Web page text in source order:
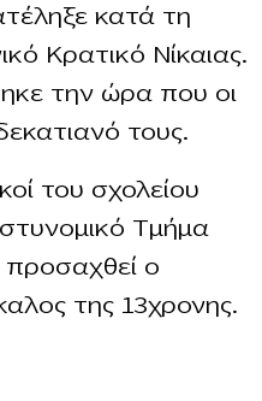
κατά τη
Κρατικό Νίκαιας.
την ώρα που οι
τους.
του σχολείου
Τμήμα
προσαχθεί ο
της 13χρονης.